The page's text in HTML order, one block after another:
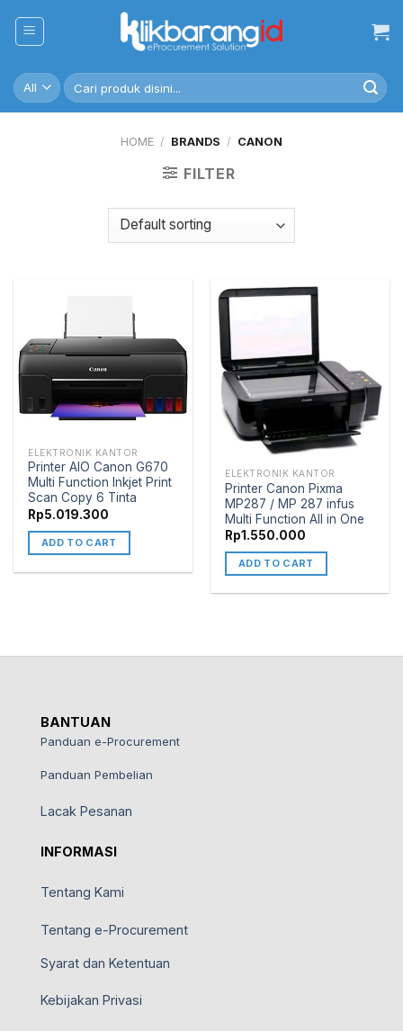
Search
for:
HOME / BRANDS / CANON
FILTER
ELEKTRONIK KANTOR
Printer AIO Canon G670
Multi Function Inkjet Print
Scan Copy 6 Tinta
Rp5.019.300
ADD TO CART
ELEKTRONIK KANTOR
Printer Canon Pixma
MP287 / MP 287 infus
Multi Function All in One
Rp1.550.000
ADD TO CART
BANTUAN
Panduan e-Procurement
Panduan Pembelian
Lacak Pesanan
INFORMASI
Tentang Kami
Tentang e-Procurement
Syarat dan Ketentuan
Kebijakan Privasi